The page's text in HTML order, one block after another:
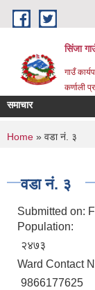
Skip to main content
सिंजा
गाउँ
कर्णाली
समाचार
You are
Home » वडा नं. ३
वडा नं. ३
Submitted on:
Population:
२४७३
Ward Contact
9866177625